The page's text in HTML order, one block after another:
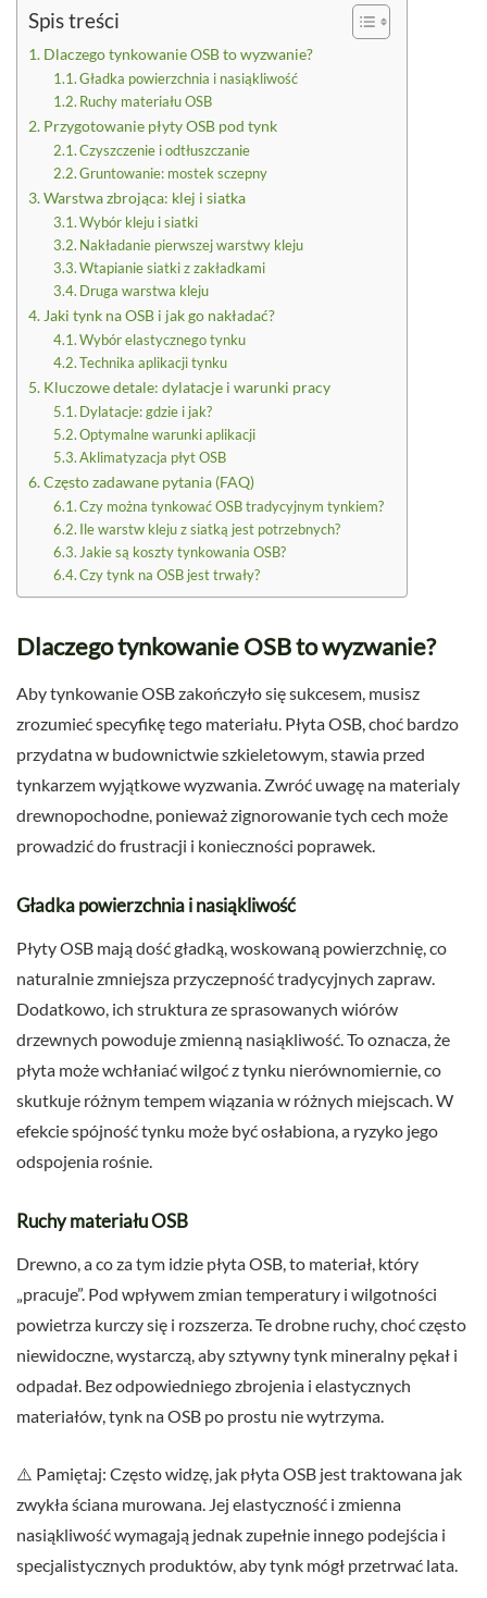
Spis treści
Dlaczego tynkowanie OSB to wyzwanie?
Gładka powierzchnia i nasiąkliwość
Ruchy materiału OSB
Przygotowanie płyty OSB pod tynk
Czyszczenie i odtłuszczanie
Gruntowanie: mostek sczepny
Warstwa zbrojąca: klej i siatka
Wybór kleju i siatki
Nakładanie pierwszej warstwy kleju
Wtapianie siatki z zakładkami
Druga warstwa kleju
Jaki tynk na OSB i jak go nakładać?
Wybór elastycznego tynku
Technika aplikacji tynku
Kluczowe detale: dylatacje i warunki pracy
Dylatacje: gdzie i jak?
Optymalne warunki aplikacji
Aklimatyzacja płyt OSB
Często zadawane pytania (FAQ)
Czy można tynkować OSB tradycyjnym tynkiem?
Ile warstw kleju z siatką jest potrzebnych?
Jakie są koszty tynkowania OSB?
Czy tynk na OSB jest trwały?
Dlaczego tynkowanie OSB to wyzwanie?
Aby tynkowanie OSB zakończyło się sukcesem, musisz
zrozumieć specyfikę tego materiału. Płyta OSB, choć bardzo
przydatna w budownictwie szkieletowym, stawia przed
tynkarzem wyjątkowe wyzwania. Zwróć uwagę na materialy
drewnopochodne, ponieważ zignorowanie tych cech może
prowadzić do frustracji i konieczności poprawek.
Gładka powierzchnia i nasiąkliwość
Płyty OSB mają dość gładką, woskowaną powierzchnię, co
naturalnie zmniejsza przyczepność tradycyjnych zapraw.
Dodatkowo, ich struktura ze sprasowanych wiórów
drzewnych powoduje zmienną nasiąkliwość. To oznacza, że
płyta może wchłaniać wilgoć z tynku nierównomiernie, co
skutkuje różnym tempem wiązania w różnych miejscach. W
efekcie spójność tynku może być osłabiona, a ryzyko jego
odspojenia rośnie.
Ruchy materiału OSB
Drewno, a co za tym idzie płyta OSB, to materiał, który
„pracuje”. Pod wpływem zmian temperatury i wilgotności
powietrza kurczy się i rozszerza. Te drobne ruchy, choć często
niewidoczne, wystarczą, aby sztywny tynk mineralny pękał i
odpadał. Bez odpowiedniego zbrojenia i elastycznych
materiałów, tynk na OSB po prostu nie wytrzyma.
⚠️ Pamiętaj: Często widzę, jak płyta OSB jest traktowana jak
zwykła ściana murowana. Jej elastyczność i zmienna
nasiąkliwość wymagają jednak zupełnie innego podejścia i
specjalistycznych produktów, aby tynk mógł przetrwać lata.